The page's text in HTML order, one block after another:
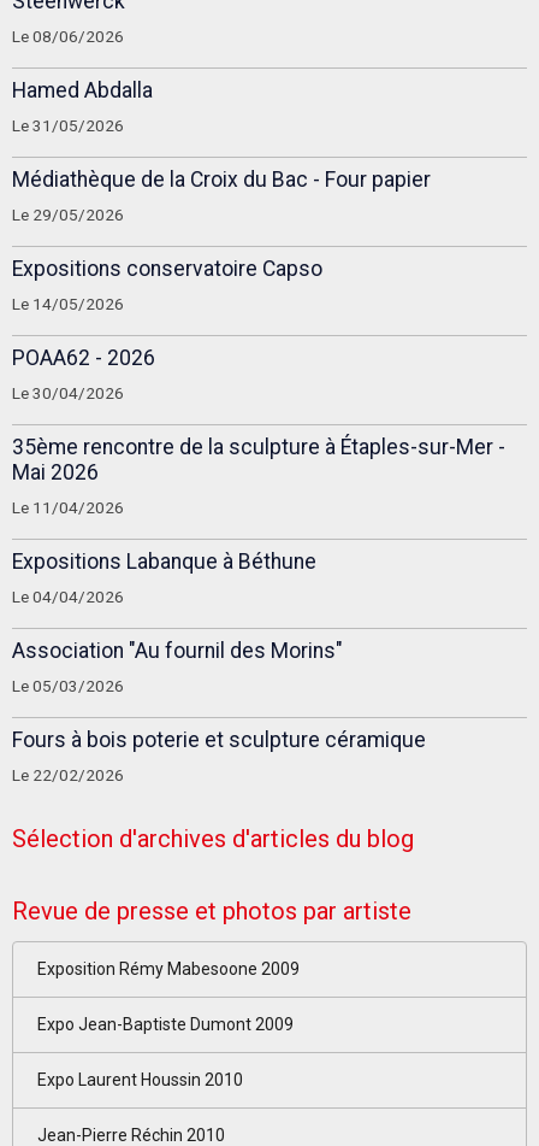
Le 08/06/2026
Hamed Abdalla
Le 31/05/2026
Médiathèque de la Croix du Bac - Four papier
Le 29/05/2026
Expositions conservatoire Capso
Le 14/05/2026
POAA62 - 2026
Le 30/04/2026
35ème rencontre de la sculpture à Étaples-sur-Mer -
Mai 2026
Le 11/04/2026
Expositions Labanque à Béthune
Le 04/04/2026
Association "Au fournil des Morins"
Le 05/03/2026
Fours à bois poterie et sculpture céramique
Le 22/02/2026
Sélection d'archives d'articles du blog
Revue de presse et photos par artiste
Exposition Rémy Mabesoone 2009
Expo Jean-Baptiste Dumont 2009
Expo Laurent Houssin 2010
Jean-Pierre Réchin 2010